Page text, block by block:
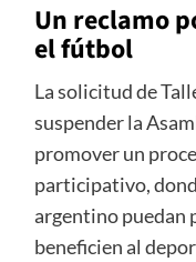
Un reclamo
el fútbol
La solicitud de
suspender la
promover un
participativo,
argentino puedan
beneficien al